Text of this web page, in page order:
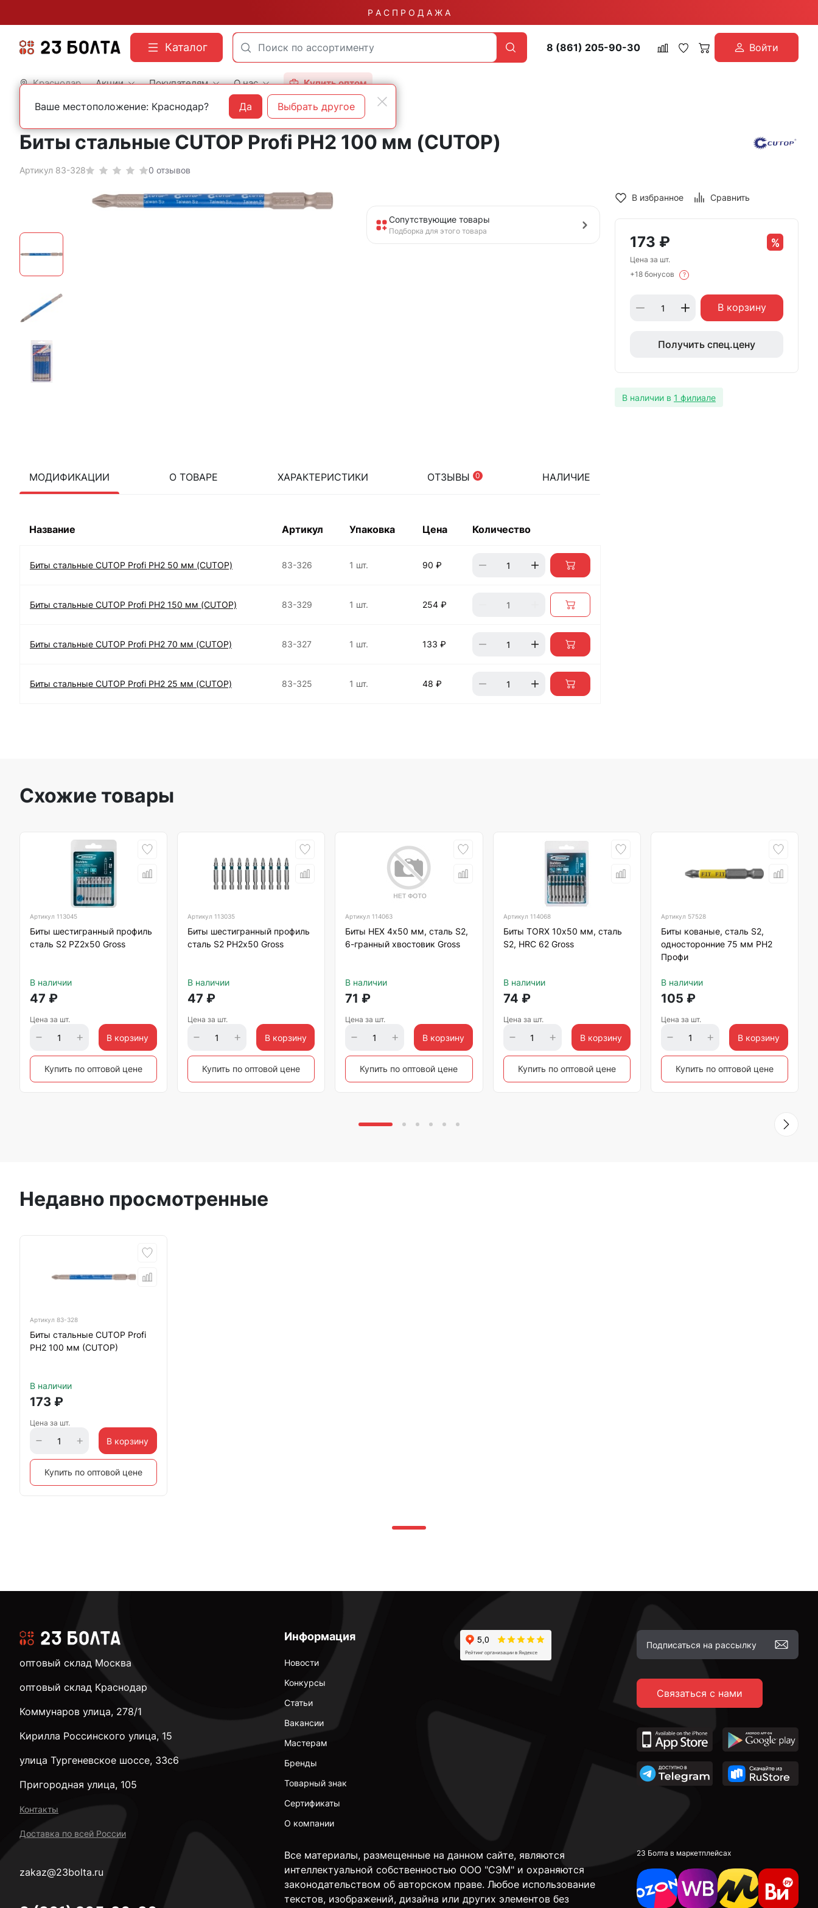
Р А С П Р О Д А Ж А
Каталог 8 (861) 205-90-30 Войти
Краснодар Акции Покупателям О нас Купить оптом
Главная Оснастка Адаптеры и биты
Биты стальные CUTOP Profi PH2 100 мм (CUTOP)
Артикул 83-328 0 отзывов
Сопутствующие товары
Подборка для этого товара
МОДИФИКАЦИИ О ТОВАРЕ ХАРАКТЕРИСТИКИ ОТЗЫВЫ 0 НАЛИЧИЕ
Название Артикул Упаковка Цена Количество
Биты стальные CUTOP Profi PH2 50 мм (CUTOP) 83-326 1 шт. 90 ₽
Биты стальные CUTOP Profi PH2 150 мм (CUTOP) 83-329 1 шт. 254 ₽
Биты стальные CUTOP Profi PH2 70 мм (CUTOP) 83-327 1 шт. 133 ₽
Биты стальные CUTOP Profi PH2 25 мм (CUTOP) 83-325 1 шт. 48 ₽
В избранное Сравнить
173 ₽
Цена за шт.
+18 бонусов
?
В корзину
Получить спец.цену
В наличии в 1 филиале
Схожие товары
Артикул 113045
Биты шестигранный профиль
сталь S2 PZ2х50 Gross
В наличии
47 ₽
Цена за шт.
В корзину
Купить по оптовой цене
Артикул113035
Биты шестигранный профиль
сталь S2 PH2х50 Gross
В наличии
47 ₽
Цена за шт.
В корзину
Купить по оптовой цене
Артикул114063
Биты HEX 4х50 мм, сталь S2,
6-гранный хвостовик Gross
В наличии
71 ₽
Цена за шт.
В корзину
Купить по оптовой цене
Артикул 114068
Биты TORX 10х50 мм, сталь
S2, HRC 62 Gross
В наличии
74 ₽
Цена за шт.
В корзину
Купить по оптовой цене
Артикул 57528
Биты кованые, сталь S2,
односторонние 75 мм РН2
Профи
В наличии
105 ₽
Цена за шт.
В корзину
Купить по оптовой цене
Недавно просмотренные
Артикул 83-328
Биты стальные CUTOP Profi
PH2 100 мм (CUTOP)
В наличии
173 ₽
Цена за шт.
В корзину
Купить по оптовой цене
Информация
Новости
Конкурсы
Статьи
Вакансии
Мастерам
Бренды
Товарный знак
Сертификаты
О компании
Связаться с нами
Все материалы, размещенные на данном сайте, являются
интеллектуальной собственностью ООО "СЭМ" и охраняются
законодательством об авторском праве. Любое использование
текстов, изображений, дизайна или других элементов без
23 Болта в маркетплейсах
оптовый склад Москва
оптовый склад Краснодар
Коммунаров улица, 278/1
Кирилла Россинского улица, 15
улица Тургеневское шоссе, 33с6
Пригородная улица, 105
Контакты
Доставка по всей России
zakaz@23bolta.ru
Ваше местоположение: Краснодар? Да Выбрать другое